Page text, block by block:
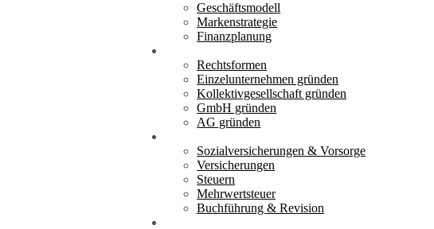
Geschäftsmodell
Markenstrategie
Finanzplanung
Rechtsformen
Einzelunternehmen gründen
Kollektivgesellschaft gründen
GmbH gründen
AG gründen
Sozialversicherungen & Vorsorge
Versicherungen
Steuern
Mehrwertsteuer
Buchführung & Revision